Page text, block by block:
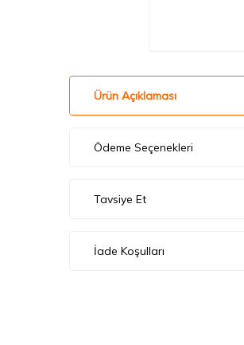
Ürün Açıklaması
Ödeme Seçenekleri
Tavsiye Et
İade Koşulları